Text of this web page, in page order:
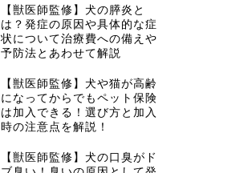
【獣医師監修】犬の膵炎と
は？発症の原因や具体的な症
状について治療費への備えや
予防法とあわせて解説
【獣医師監修】犬や猫が高齢
になってからでもペット保険
は加入できる！選び方と加入
時の注意点を解説！
【獣医師監修】犬の口臭がド